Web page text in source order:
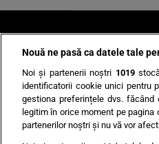
AI UN
Nouă ne pasă ca datele tale
Noi și partenerii noștri 1019
identificatorii cookie unici pentru
gestiona preferințele dvs.
legitim în orice moment pe
partenerilor noștri și nu vă vor